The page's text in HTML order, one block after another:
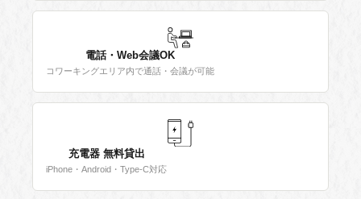
電話・Web会議OK
コワーキングエリア内で通話・会議が可能
充電器 無料貸出
iPhone・Android・Type-C対応